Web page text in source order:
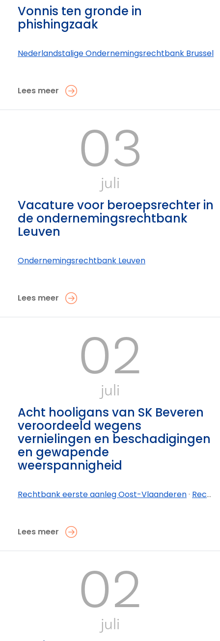
Vonnis ten gronde in
phishingzaak
Nederlandstalige Ondernemings­rechtbank Brussel
Lees meer
03
juli
Vacature voor beroepsrechter in
de ondernemingsrechtbank
Leuven
Ondernemings­rechtbank Leuven
Lees meer
02
juli
Acht hooligans van SK Beveren
veroordeeld wegens
vernielingen en beschadigingen
en gewapende
weerspannigheid
Rechtbank eerste aanleg Oost-Vlaanderen· Rechtbank eerste aanleg Oost-Vlaanderen - afdeling Dendermonde
Lees meer
02
juli